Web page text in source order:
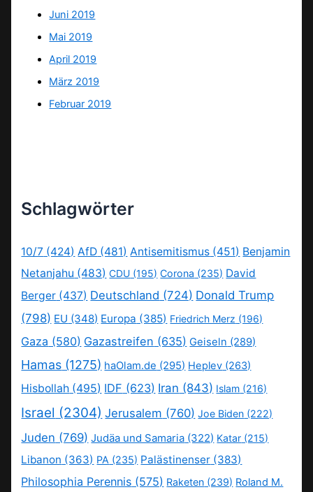
Juni 2019
Mai 2019
April 2019
März 2019
Februar 2019
Schlagwörter
10/7 (424) AfD (481) Antisemitismus (451) Benjamin
Netanjahu (483) CDU (195) Corona (235) David
Berger (437) Deutschland (724) Donald Trump
(798) EU (348) Europa (385) Friedrich Merz (196)
Gaza (580) Gazastreifen (635) Geiseln (289)
Hamas (1275) haOlam.de (295) Heplev (263)
Hisbollah (495) IDF (623) Iran (843) Islam (216)
Israel (2304) Jerusalem (760) Joe Biden (222)
Juden (769) Judäa und Samaria (322) Katar (215)
Libanon (363) PA (235) Palästinenser (383)
Philosophia Perennis (575) Raketen (239) Roland M.